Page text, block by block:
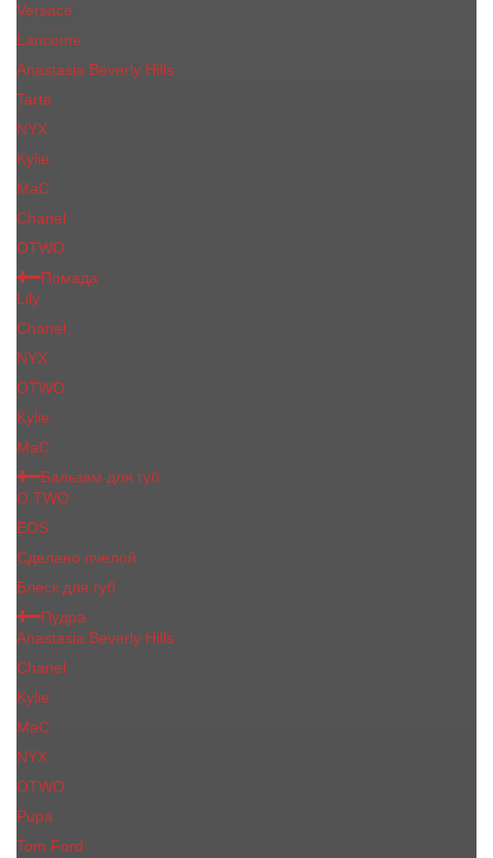
Versace
Lancome
Anastasia Beverly Hills
Tarte
NYX
Kylie
MaC
Сhanеl
OTWO
Помада
Lily
Chanel
NYX
OTWO
Kylie
МаС
Бальзам для губ
O.TWO
EOS
Сделано пчелой
Блеск для губ
Пудра
Anastasia Beverly Hills
Chanel
Kylie
MaC
NYX
OTWO
Pupa
Tom Ford